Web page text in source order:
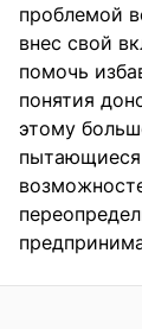
проблемой
внес свой
помочь
понятия
этому
пытающиеся